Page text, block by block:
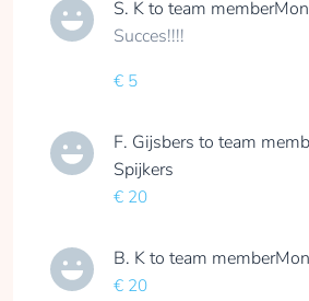
S. Kto team member
Succes!!!!
€ 5
F. Gijsbers to team
Spijkers
€ 20
B. Kto team member
€ 20